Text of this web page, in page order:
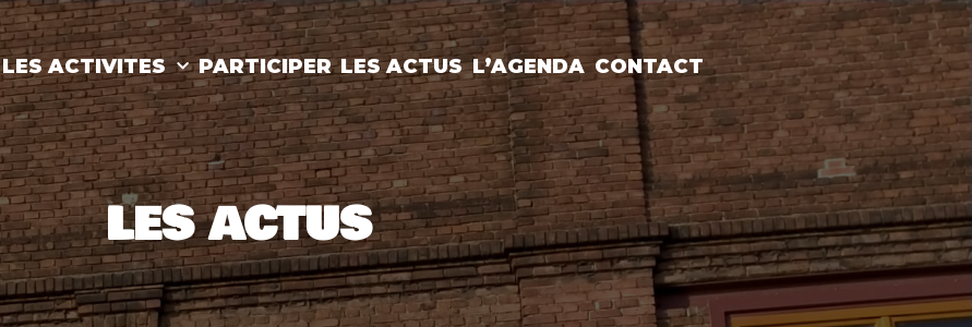
LES ACTIVITES PARTICIPER LES ACTUS L’AGENDA CONTACT
LES ACTUS